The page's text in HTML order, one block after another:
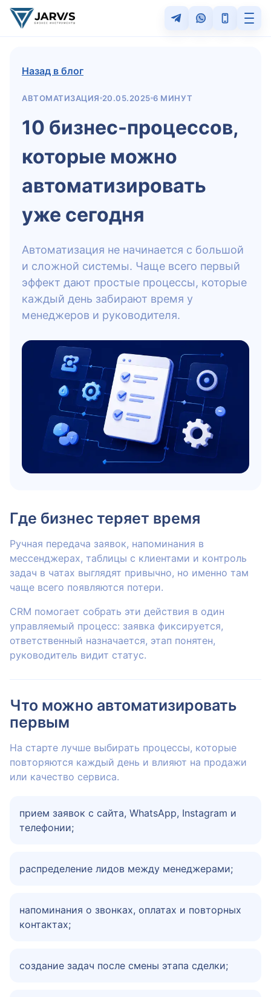
Назад в блог
АВТОМАТИЗАЦИЯ 20.05.2025 6 МИНУТ
10 бизнес-процессов,
которые можно
автоматизировать
уже сегодня
Автоматизация не начинается с большой
и сложной системы. Чаще всего первый
эффект дают простые процессы, которые
каждый день забирают время у
менеджеров и руководителя.
Где бизнес теряет время
Ручная передача заявок, напоминания в
мессенджерах, таблицы с клиентами и контроль
задач в чатах выглядят привычно, но именно там
чаще всего появляются потери.
CRM помогает собрать эти действия в один
управляемый процесс: заявка фиксируется,
ответственный назначается, этап понятен,
руководитель видит статус.
Что можно автоматизировать
первым
На старте лучше выбирать процессы, которые
повторяются каждый день и влияют на продажи
или качество сервиса.
прием заявок с сайта, WhatsApp, Instagram и
телефонии;
распределение лидов между менеджерами;
напоминания о звонках, оплатах и повторных
контактах;
создание задач после смены этапа сделки;